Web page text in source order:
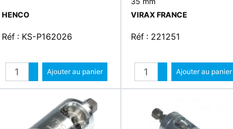
HENCO
Réf : KS-P162026
Quantité
Augmenter quantité
Diminuer quantité
Ajouter au panier
VIRAX FRANCE
Réf : 221251
Quantité
Augmenter quantité
Diminuer quantité
Ajouter au panier